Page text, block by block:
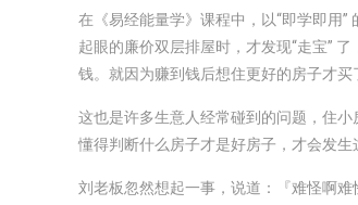
在《易经能量学》课程中，以“即学即用
起眼的廉价双层排屋时，才发现“走宝”
钱。就因为赚到钱后想住更好的房子才买
这也是许多生意人经常碰到的问题，住
懂得判断什么房子才是好房子，才会发生
刘老板忽然想起一事，说道：『难怪啊